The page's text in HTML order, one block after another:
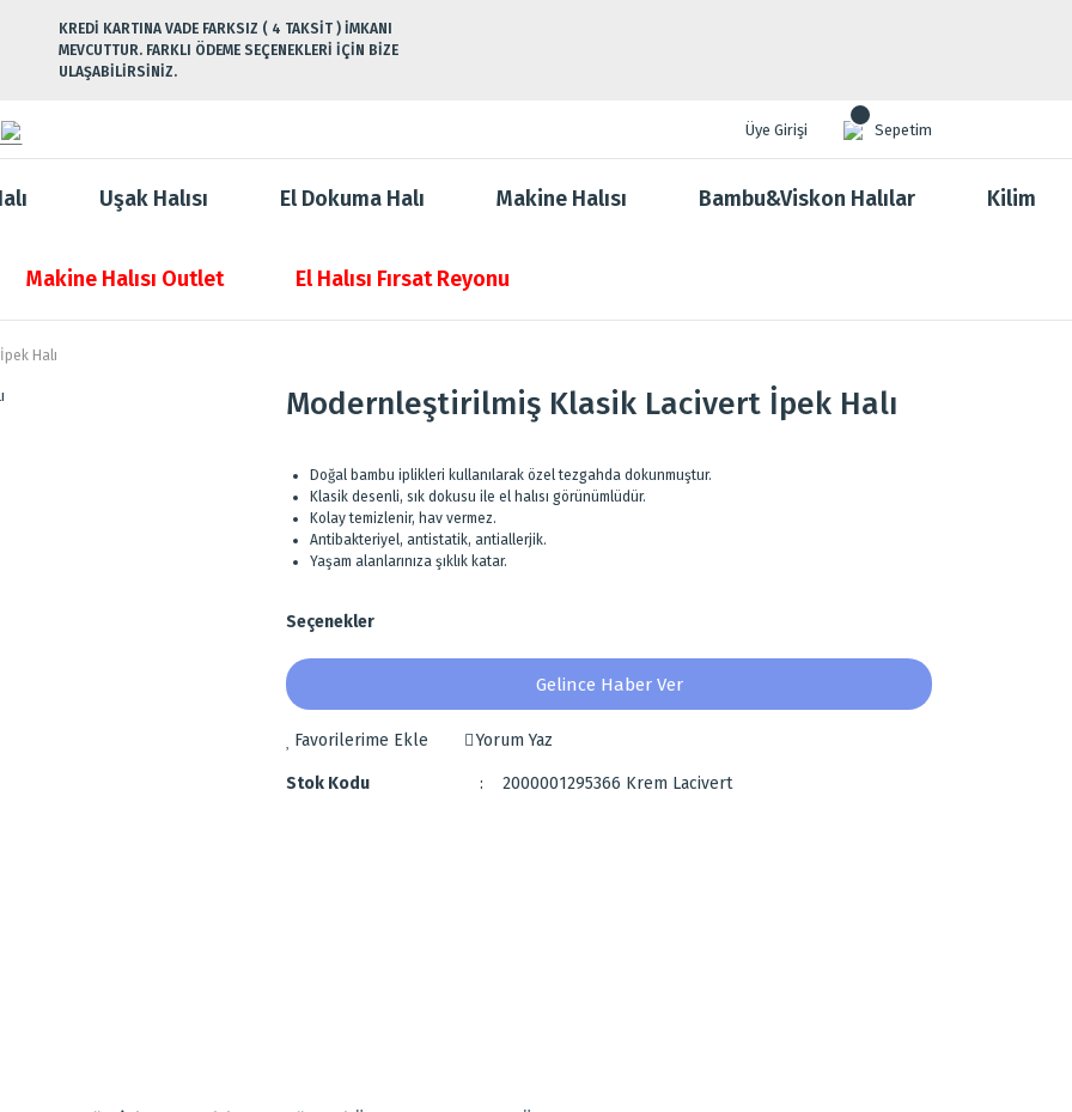
KREDİ KARTINA VADE FARKSIZ ( 4 TAKSİT ) İMKANI
MEVCUTTUR. FARKLI ÖDEME SEÇENEKLERİ İÇİN BİZE
ULAŞABİLİRSİNİZ.
Üye Girişi Sepetim
Uşak Halısı El Dokuma Halı Makine Halısı Bambu&Viskon Halılar Kilim
Makine Halısı Outlet El Halısı Fırsat Reyonu
Halı
Modernleştirilmiş Klasik Lacivert İpek Halı
Doğal bambu iplikleri kullanılarak özel tezgahda dokunmuştur.
Klasik desenli, sık dokusu ile el halısı görünümlüdür.
Kolay temizlenir, hav vermez.
Antibakteriyel, antistatik, antiallerjik.
Yaşam alanlarınıza şıklık katar.
Seçenekler
Gelince Haber Ver
Yorum Yaz
Stok Kodu 2000001295366 Krem Lacivert